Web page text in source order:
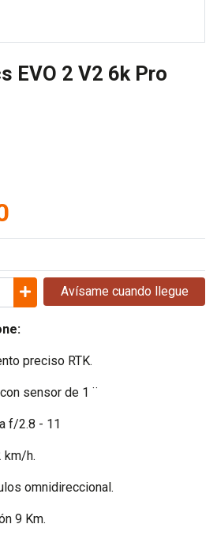
EVO 2 V2 6k Pro
Avísame cuando llegue
preciso RTK.
sensor de 1 ¨
f/2.8 - 11
km/h.
omnidireccional.
9 Km.